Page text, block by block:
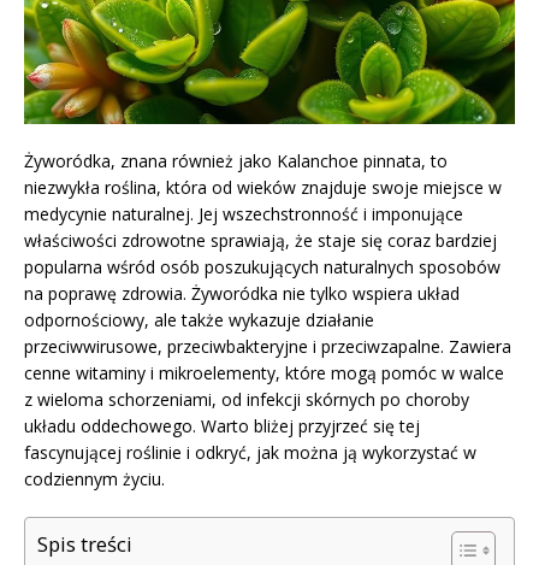
Żyworódka, znana również jako Kalanchoe pinnata, to
niezwykła roślina, która od wieków znajduje swoje miejsce w
medycynie naturalnej. Jej wszechstronność i imponujące
właściwości zdrowotne sprawiają, że staje się coraz bardziej
popularna wśród osób poszukujących naturalnych sposobów
na poprawę zdrowia. Żyworódka nie tylko wspiera układ
odpornościowy, ale także wykazuje działanie
przeciwwirusowe, przeciwbakteryjne i przeciwzapalne. Zawiera
cenne witaminy i mikroelementy, które mogą pomóc w walce
z wieloma schorzeniami, od infekcji skórnych po choroby
układu oddechowego. Warto bliżej przyjrzeć się tej
fascynującej roślinie i odkryć, jak można ją wykorzystać w
codziennym życiu.
Spis treści